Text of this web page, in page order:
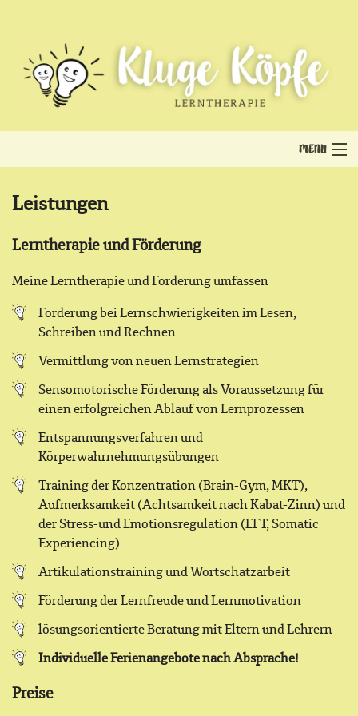
MENU
Lernförderung (nach der Pandemie)
Über mich
Leistungen
Netzwerk
Impressum
Leistungen
Lerntherapie und Förderung
Meine Lerntherapie und Förderung umfassen
Förderung bei Lernschwierigkeiten im Lesen,
Schreiben und Rechnen
Vermittlung von neuen Lernstrategien
Sensomotorische Förderung als Voraussetzung für
einen erfolgreichen Ablauf von Lernprozessen
Entspannungsverfahren und
Körperwahrnehmungsübungen
Training der Konzentration (Brain-Gym, MKT),
Aufmerksamkeit (Achtsamkeit nach Kabat-Zinn) und
der Stress-und Emotionsregulation (EFT, Somatic
Experiencing)
Artikulationstraining und Wortschatzarbeit
Förderung der Lernfreude und Lernmotivation
lösungsorientierte Beratung mit Eltern und Lehrern
Individuelle Ferienangebote nach Absprache!
Preise